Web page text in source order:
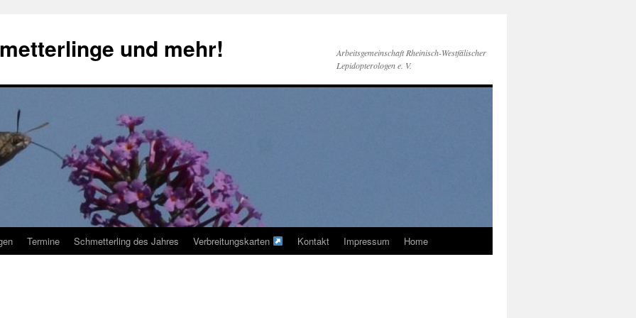
und mehr!
Arbeitsgemeinschaft Rheinisch-Westfälischer
Lepidopterologen e. V.
Termine Schmetterling des Jahres Verbreitungskarten Kontakt Impressum Home